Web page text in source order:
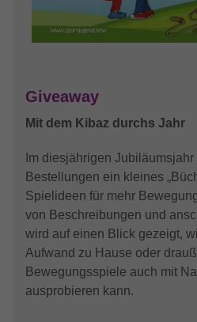
Giveaway
Mit dem Kibaz durchs Jahr
Im diesjährigen
Bestellungen ein kleines
Spielideen für mehr
von Beschreibungen und
wird auf einen Blick gezeigt,
Aufwand zu Hause oder
Bewegungsspiele auch mit
ausprobieren kann.
Zweck
Besucher eine
bei der
darüber, wie es
Name test_cookie
Anbieter Google LLC
Laufzeit 15 Minutes
Zweck
Dieser Cookie
gesetzt, um zu
Nutzers Cookies
Zweck
Speichert die
YouTube
House, Barrow
Zweck